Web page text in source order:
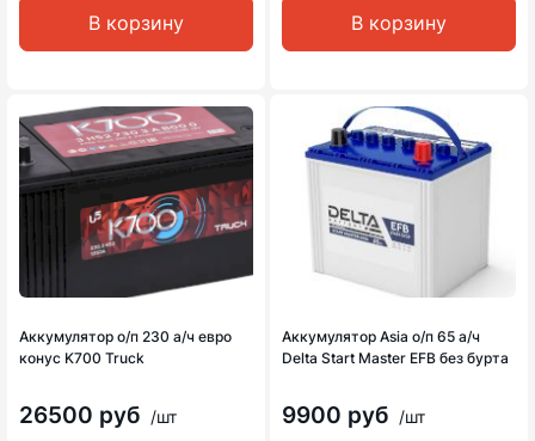
В корзину В корзину
Аккумулятор о/п 230 а/ч евро
конус K700 Truck
26500 руб /шт
Аккумулятор Asia о/п 65 а/ч
Delta Start Master EFB без бурта
9900 руб /шт